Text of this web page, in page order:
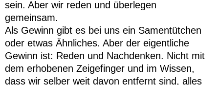
sein. Aber wir reden und überlegen
gemeinsam.
Als Gewinn gibt es bei uns ein Samentütchen
oder etwas Ähnliches. Aber der eigentliche
Gewinn ist: Reden und Nachdenken. Nicht mit
dem erhobenen Zeigefinger und im Wissen,
dass wir selber weit davon entfernt sind, alles